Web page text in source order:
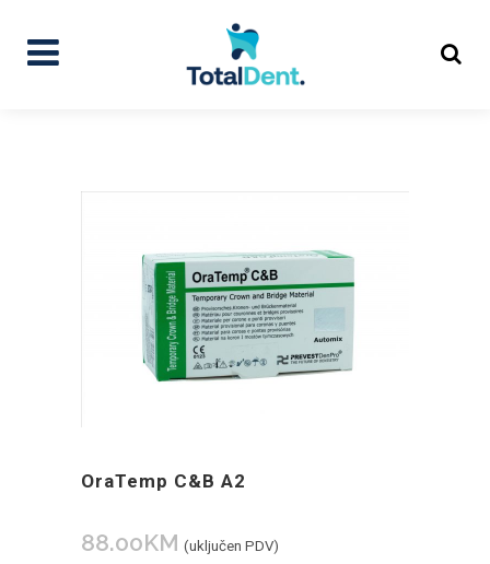
OraTemp C&B A2
88.00KM (uključen PDV)